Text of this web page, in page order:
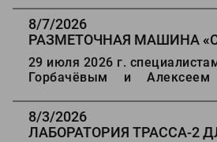
автомобильных дорог
8/7/2026
РАЗМЕТОЧНАЯ МАШИНА «
ДЕРБЕНТ
29 июля 2026 г.
Горбачёвым и
дорог «Стрела ТП»
8/3/2026
ЛАБОРАТОРИЯ ТРАССА-2